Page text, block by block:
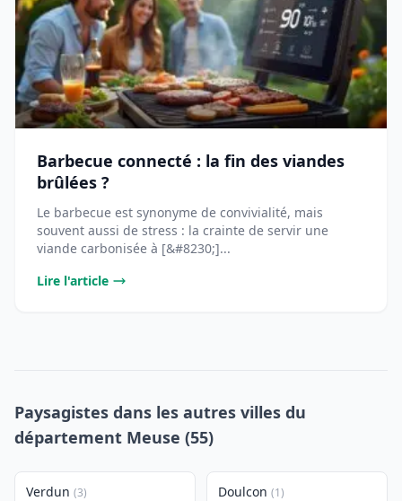
Barbecue connecté : la fin des viandes
brûlées ?
Le barbecue est synonyme de convivialité, mais
souvent aussi de stress : la crainte de servir une
viande carbonisée à [&#8230;]...
Lire l'article
Paysagistes dans les autres villes du
département Meuse (55)
Verdun (3) Doulcon (1)